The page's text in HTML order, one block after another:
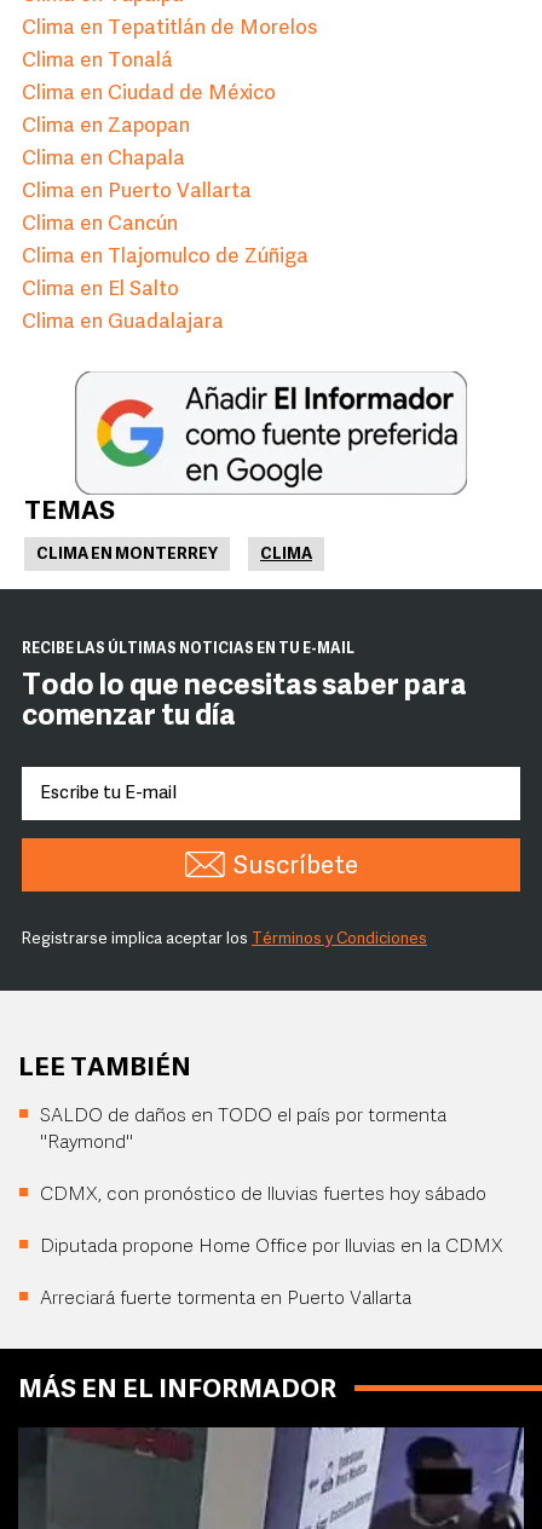
Clima en Tepatitlán de Morelos
Clima en Tonalá
Clima en Ciudad de México
Clima en Zapopan
Clima en Chapala
Clima en Puerto Vallarta
Clima en Cancún
Clima en Tlajomulco de Zúñiga
Clima en El Salto
Clima en Guadalajara
TEMAS
CLIMA EN MONTERREY CLIMA
RECIBE LAS ÚLTIMAS NOTICIAS EN TU E-MAIL
Todo lo que necesitas saber para
comenzar tu día
Suscríbete
Registrarse implica aceptar los Términos y Condiciones
LEE TAMBIÉN
SALDO de daños en TODO el país por tormenta
"Raymond"
CDMX, con pronóstico de lluvias fuertes hoy sábado
Diputada propone Home Office por lluvias en la CDMX
Arreciará fuerte tormenta en Puerto Vallarta
MÁS EN EL INFORMADOR